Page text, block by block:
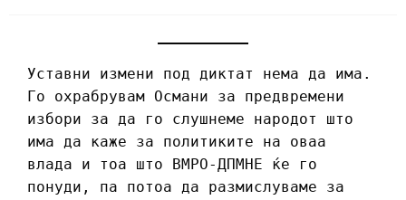
Уставни измени под диктат нема да има.
Го охрабрувам Османи за предвремени
избори за да го слушнеме народот што
има да каже за политиките на оваа
влада и тоа што ВМРО-ДПМНЕ ќе го
понуди, па потоа да размислуваме за